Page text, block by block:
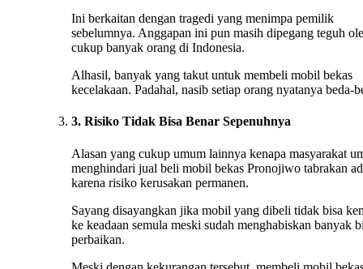
Ini berkaitan dengan tragedi yang menimpa pemilik
sebelumnya. Anggapan ini pun masih dipegang teguh
cukup banyak orang di Indonesia.
Alhasil, banyak yang takut untuk membeli mobil bekas
kecelakaan. Padahal, nasib setiap orang nyatanya beda-
3. Risiko Tidak Bisa Benar Sepenuhnya
Alasan yang cukup umum lainnya kenapa masyarakat
menghindari jual beli mobil bekas Pronojiwo tabrakan
karena risiko kerusakan permanen.
Sayang disayangkan jika mobil yang dibeli tidak bisa
ke keadaan semula meski sudah menghabiskan banyak
perbaikan.